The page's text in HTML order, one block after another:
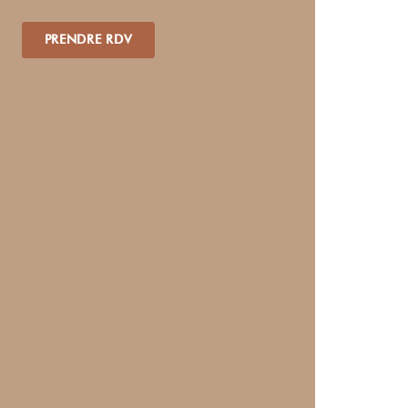
PRENDRE RDV